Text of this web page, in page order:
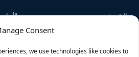
Consent
we use technologies like cookies to
الرئيسية الأخبار